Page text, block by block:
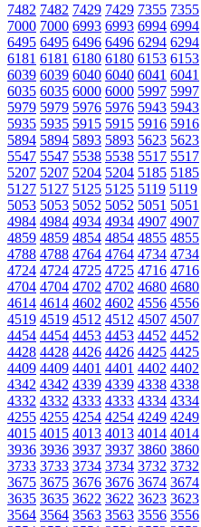
7482 7482 7429 7429 7355 7355
7000 7000 6993 6993 6994 6994
6495 6495 6496 6496 6294 6294
6181 6181 6180 6180 6153 6153
6039 6039 6040 6040 6041 6041
6035 6035 6000 6000 5997 5997
5979 5979 5976 5976 5943 5943
5935 5935 5915 5915 5916 5916
5894 5894 5893 5893 5623 5623
5547 5547 5538 5538 5517 5517
5207 5207 5204 5204 5185 5185
5127 5127 5125 5125 5119 5119
5053 5053 5052 5052 5051 5051
4984 4984 4934 4934 4907 4907
4859 4859 4854 4854 4855 4855
4788 4788 4764 4764 4734 4734
4724 4724 4725 4725 4716 4716
4704 4704 4702 4702 4680 4680
4614 4614 4602 4602 4556 4556
4519 4519 4512 4512 4507 4507
4454 4454 4453 4453 4452 4452
4428 4428 4426 4426 4425 4425
4409 4409 4401 4401 4402 4402
4342 4342 4339 4339 4338 4338
4332 4332 4333 4333 4334 4334
4255 4255 4254 4254 4249 4249
4015 4015 4013 4013 4014 4014
3936 3936 3937 3937 3860 3860
3733 3733 3734 3734 3732 3732
3675 3675 3676 3676 3674 3674
3635 3635 3622 3622 3623 3623
3564 3564 3563 3563 3556 3556